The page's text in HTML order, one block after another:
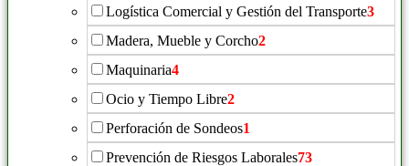
Logística Comercial y Gestión del Transporte3
Madera, Mueble y Corcho2
Maquinaria4
Ocio y Tiempo Libre2
Perforación de Sondeos1
Prevención de Riesgos Laborales73